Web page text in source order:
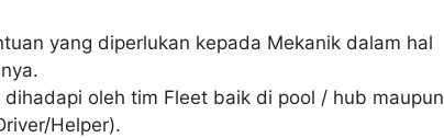
yang diperlukan kepada Mekanik dalam hal
oleh tim Fleet baik di pool / hub maupun
Helper).